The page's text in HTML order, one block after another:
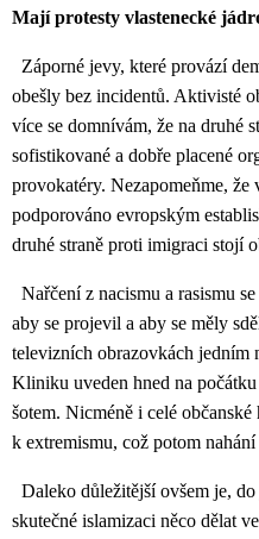
Mají protesty vlastenecké
Záporné jevy, které provází
obešly bez incidentů. Aktivisté
více se domnívám, že na druhé
sofistikované a dobře placené
provokatéry. Nezapomeňme,
podporováno evropským
druhé straně proti imigraci stojí
Nařčení z nacismu a rasismu
aby se projevil a aby se měly
televizních obrazovkách jedním
Kliniku uveden hned na
šotem. Nicméně i celé
k extremismu, což potom
Daleko důležitější ovšem je,
skutečné islamizaci něco dělat